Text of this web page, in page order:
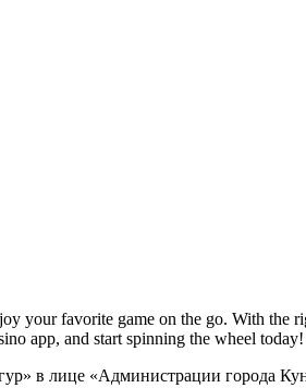
favorite game on the go. With the
app, and start spinning the wheel today!
в лице «Администрации города